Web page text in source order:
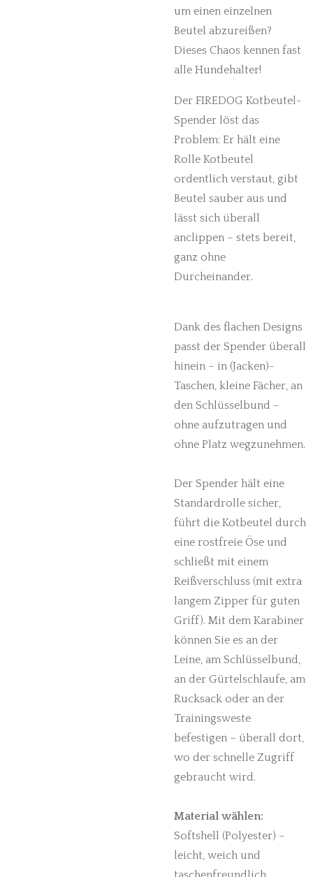
um einen einzelnen
Beutel abzureißen?
Dieses Chaos kennen fast
alle Hundehalter!
Der FIREDOG Kotbeutel-
Spender löst das
Problem: Er hält eine
Rolle Kotbeutel
ordentlich verstaut, gibt
Beutel sauber aus und
lässt sich überall
anclippen – stets bereit,
ganz ohne
Durcheinander.
Dank des flachen Designs
passt der Spender überall
hinein – in (Jacken)-
Taschen, kleine Fächer, an
den Schlüsselbund –
ohne aufzutragen und
ohne Platz wegzunehmen.
Der Spender hält eine
Standardrolle sicher,
führt die Kotbeutel durch
eine rostfreie Öse und
schließt mit einem
Reißverschluss (mit extra
langem Zipper für guten
Griff). Mit dem Karabiner
können Sie es an der
Leine, am Schlüsselbund,
an der Gürtelschlaufe, am
Rucksack oder an der
Trainingsweste
befestigen – überall dort,
wo der schnelle Zugriff
gebraucht wird.
Material wählen:
Softshell (Polyester) –
leicht, weich und